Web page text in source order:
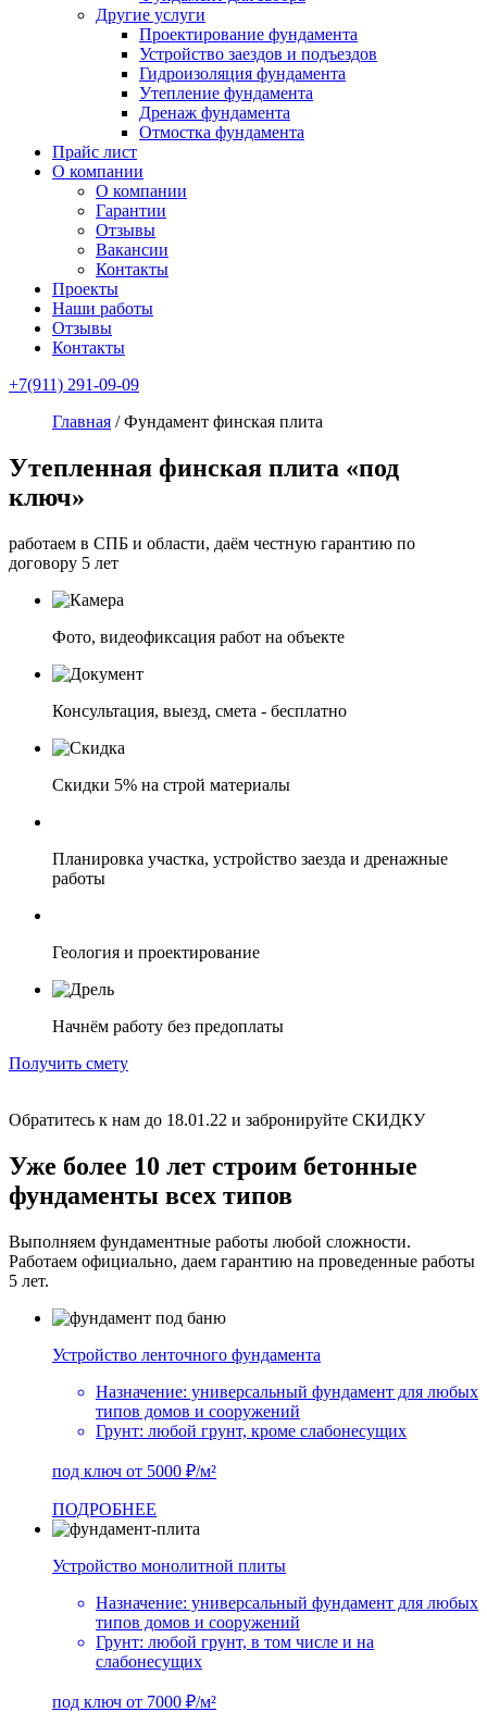
Другие услуги
Проектирование фундамента
Устройство заездов и подъездов
Гидроизоляция фундамента
Утепление фундамента
Дренаж фундамента
Отмостка фундамента
Прайс лист
О компании
О компании
Гарантии
Отзывы
Вакансии
Контакты
Проекты
Наши работы
Отзывы
Контакты
+7(911) 291-09-09
Главная /Фундамент финская плита
Утепленная финская плита «под
ключ»
работаем в СПБ и области, даём честную гарантию по
договору 5 лет
Фото, видеофиксация работ на объекте
Консультация, выезд, смета - бесплатно
Скидки 5% на строй материалы
Планировка участка, устройство заезда и дренажные
работы
Геология и проектирование
Начнём работу без предоплаты
Получить смету
Обратитесь к нам до 18.01.22 и забронируйте СКИДКУ
Уже более 10 лет строим бетонные
фундаменты всех типов
Выполняем фундаментные работы любой сложности.
Работаем официально, даем гарантию на проведенные работы
5 лет.
Устройство ленточного фундамента
Назначение: универсальный фундамент для любых
типов домов и сооружений
Грунт: любой грунт, кроме слабонесущих
под ключ от 5000 ₽/м²
ПОДРОБНЕЕ
Устройство монолитной плиты
Назначение: универсальный фундамент для любых
типов домов и сооружений
Грунт: любой грунт, в том числе и на
слабонесущих
под ключ от 7000 ₽/м²